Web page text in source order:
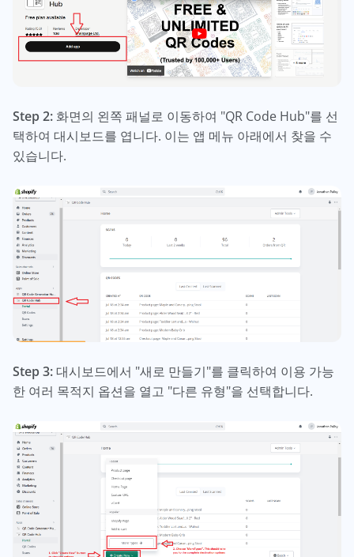
Step 2: 화면의 왼쪽 패널로 이동하여 "QR Code Hub"를 선
택하여 대시보드를 엽니다. 이는 앱 메뉴 아래에서 찾을 수
있습니다.
Step 3:대시보드에서 "새로 만들기"를 클릭하여 이용 가능
한 여러 목적지 옵션을 열고 "다른 유형"을 선택합니다.